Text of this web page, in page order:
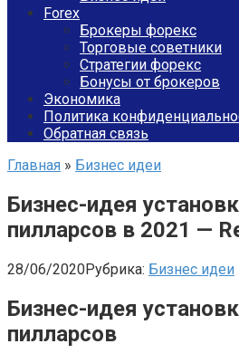
Forex
Брокеры форекс
Торговые советники
Стратегии форекс
Бонусы от брокеров
Экономика
Политика
Обратная связь
Главная » Бизнес идеи
Бизнес-идея
пилларсов в 2021 —
28/06/2020Рубрика: Бизнес идеи
Бизнес-идея
пилларсов